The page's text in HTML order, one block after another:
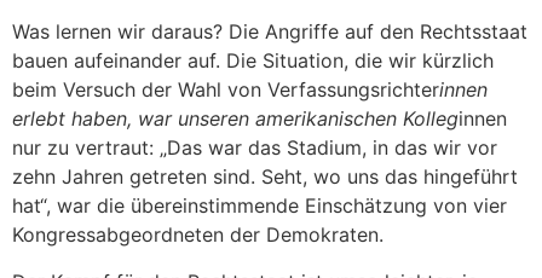
Was lernen wir daraus? Die Angriffe auf den Rechtsstaat
bauen aufeinander auf. Die Situation, die wir kürzlich
beim Versuch der Wahl von Verfassungsrichterinnen
erlebt haben, war unseren amerikanischen Kolleginnen
nur zu vertraut: „Das war das Stadium, in das wir vor
zehn Jahren getreten sind. Seht, wo uns das hingeführt
hat“, war die übereinstimmende Einschätzung von vier
Kongressabgeordneten der Demokraten.